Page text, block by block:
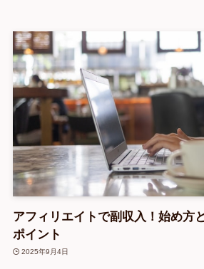
アフィリエイトで副収入！始め方
ポイント
2025年9月4日